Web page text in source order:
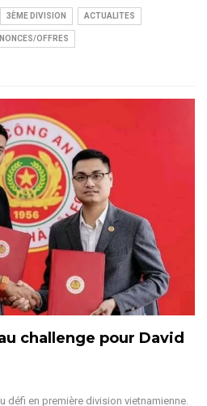
3ÈME DIVISION ACTUALITES
OFFRES
challenge pour David
défi en première division vietnamienne.